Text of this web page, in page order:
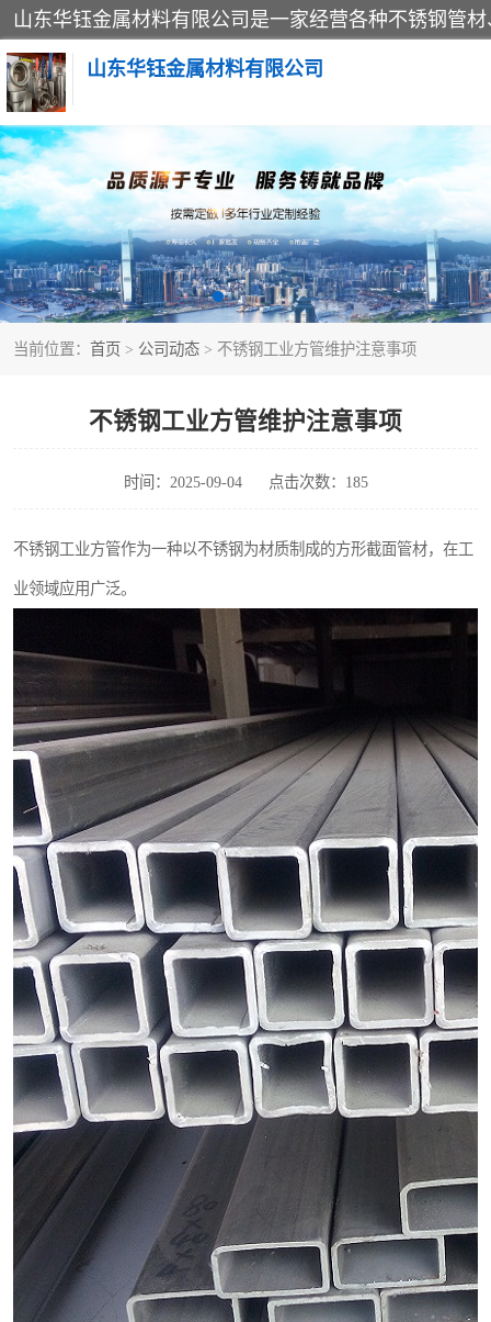
山东华钰金属材料有限公司
当前位置： 首页 > 公司动态 > 不锈钢工业方管维护注意事项
不锈钢工业方管维护注意事项
时间：2025-09-04 点击次数：185
不锈钢工业方管作为一种以不锈钢为材质制成的方形截面管材，在工
业领域应用广泛。
不锈钢管
管件标准件
不锈钢人孔
不锈钢角钢
不锈钢板